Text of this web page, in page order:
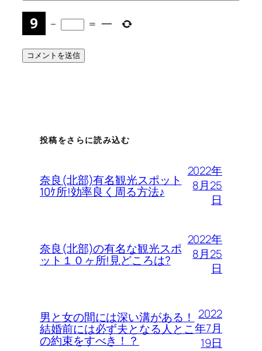
− = 一
投稿をさらに読み込む
奈良(北部)有名観光スポット
10ｹ所!効率良く周る方法♪
2022年
8月25
日
奈良(北部)の有名な観光スポ
ット１０ヶ所!見どころは?
2022年
8月25
日
男と女の間には深い溝がある！
結婚前には必ず夫となる人とこ
の約束をすべき！？
2022
年7月
19日